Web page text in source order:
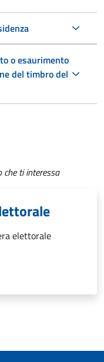
o esaurimento
del timbro del
che ti interessa
elettorale